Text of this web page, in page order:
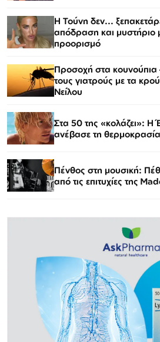
Η Τούνη δεν...
απόδραση και μυστήριο
προορισμό
Προσοχή στα κουνούπια
τους γιατρούς με τα
Νείλου
Στα 50 της «κολάζει»: Η
ανέβασε τη θερμοκρασία
Πένθος στη μουσική:
από τις επιτυχίες της